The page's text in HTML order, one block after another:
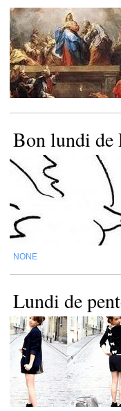
Bon lundi de
NONE
Lundi de